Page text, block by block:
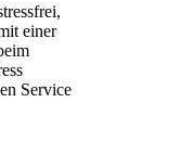
einer
Service